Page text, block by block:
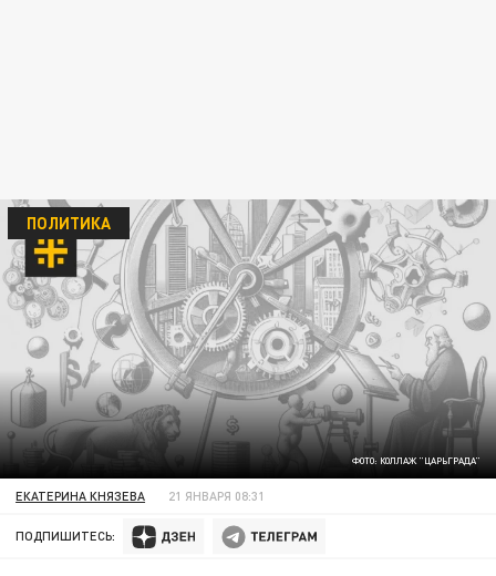
ФОТО: КОЛЛАЖ "ЦАРЬГРАДА"
ПОЛИТИКА
ЕКАТЕРИНА КНЯЗЕВА 21 ЯНВАРЯ 08:31
ПОДПИШИТЕСЬ: